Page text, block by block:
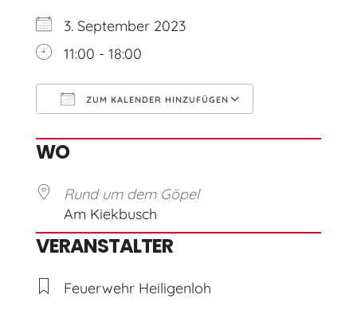
3. September 2023
11:00 - 18:00
ZUM KALENDER HINZUFÜGEN
WO
Rund um dem Göpel
Am Kiekbusch
VERANSTALTER
Feuerwehr Heiligenloh